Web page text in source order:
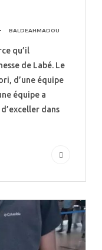
BALDEAHMADOU
qu’il
de Labé. Le
d’une équipe
équipe a
dans